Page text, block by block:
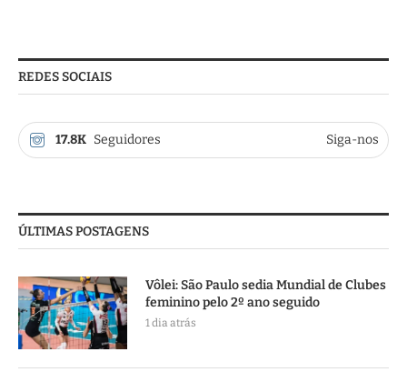
REDES SOCIAIS
17.8K Seguidores Siga-nos
ÚLTIMAS POSTAGENS
Vôlei: São Paulo sedia Mundial de Clubes
feminino pelo 2º ano seguido
1 dia atrás